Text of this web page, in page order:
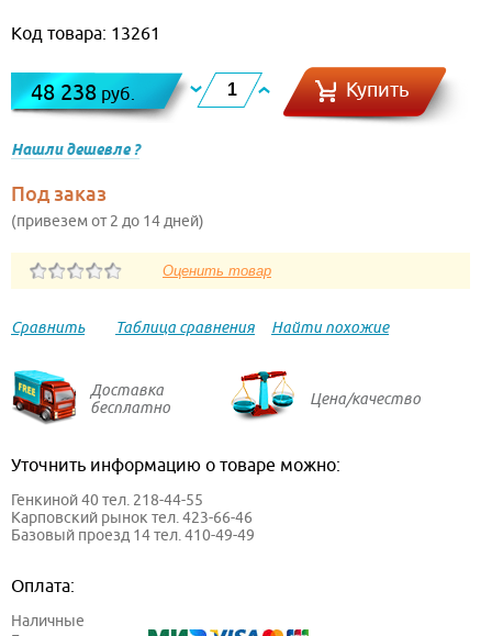
Код товара: 13261
48 238 руб. Купить
Нашли дешевле ?
Под заказ
(привезем от 2 до 14 дней)
Сравнить Таблица сравнения Найти похожие
Доставка
бесплатно
Цена/качество
Уточнить информацию о товаре можно:
Генкиной 40 тел. 218-44-55
Карповский рынок тел. 423-66-46
Базовый проезд 14 тел. 410-49-49
Оплата:
Наличные